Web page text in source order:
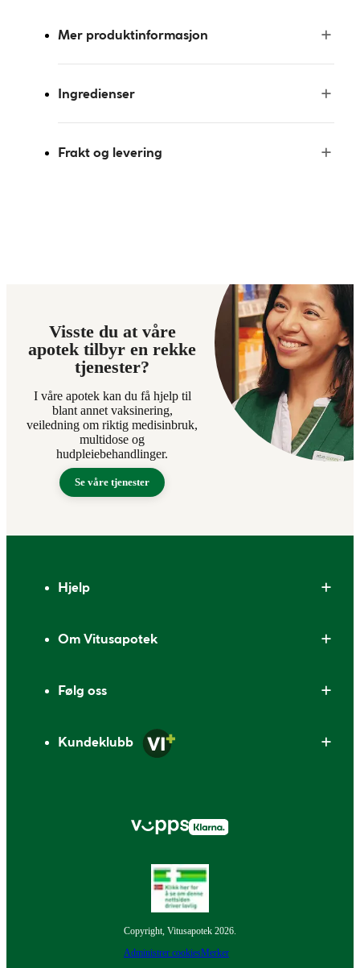
Mer produktinformasjon
Ingredienser
Frakt og levering
Visste du at våre
apotek tilbyr en rekke
tjenester?
I våre apotek kan du få hjelp til
blant annet vaksinering,
veiledning om riktig medisinbruk,
multidose og
hudpleiebehandlinger.
Se våre tjenester
Hjelp
Om Vitusapotek
Følg oss
Kundeklubb
Copyright, Vitusapotek 2026.
Administrer cookiesMerker